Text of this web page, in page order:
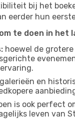
bij het
eerder hun
te doen in het
hoewel de
en
is ook perfect
leven van